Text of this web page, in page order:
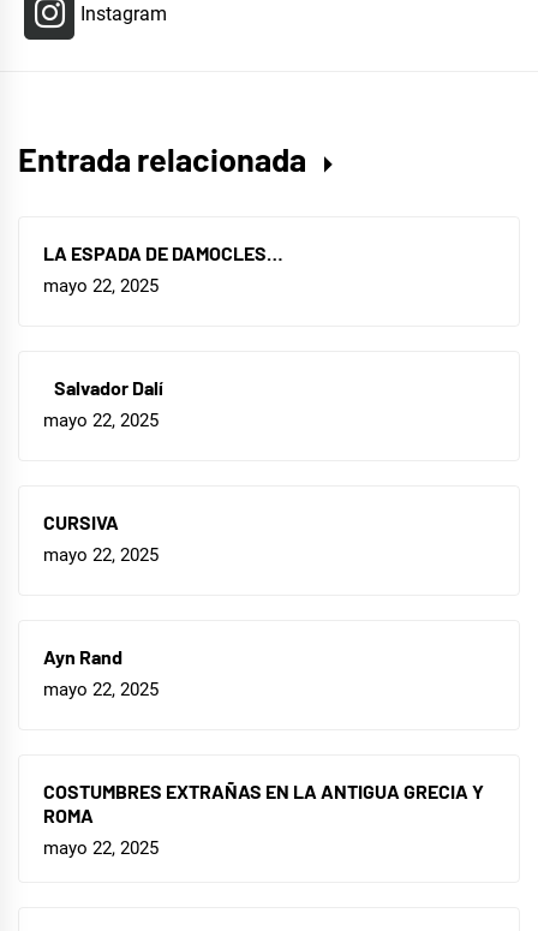
Instagram
Entrada relacionada
LA ESPADA DE DAMOCLES…
mayo 22, 2025
Salvador Dalí
mayo 22, 2025
CURSIVA
mayo 22, 2025
Ayn Rand
mayo 22, 2025
COSTUMBRES EXTRAÑAS EN LA ANTIGUA GRECIA Y
ROMA
mayo 22, 2025